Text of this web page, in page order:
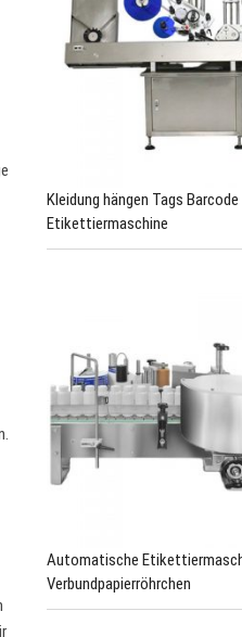
Kleidung hängen Tags
Etikettiermaschine
Automatische
Verbundpapierröhrchen